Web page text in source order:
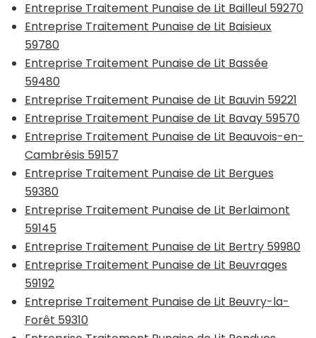
Entreprise Traitement Punaise de Lit Bailleul 59270
Entreprise Traitement Punaise de Lit Baisieux
59780
Entreprise Traitement Punaise de Lit Bassée
59480
Entreprise Traitement Punaise de Lit Bauvin 59221
Entreprise Traitement Punaise de Lit Bavay 59570
Entreprise Traitement Punaise de Lit Beauvois-en-
Cambrésis 59157
Entreprise Traitement Punaise de Lit Bergues
59380
Entreprise Traitement Punaise de Lit Berlaimont
59145
Entreprise Traitement Punaise de Lit Bertry 59980
Entreprise Traitement Punaise de Lit Beuvrages
59192
Entreprise Traitement Punaise de Lit Beuvry-la-
Forêt 59310